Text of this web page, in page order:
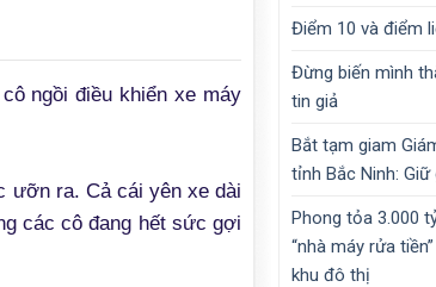
ngồi điều khiển xe máy
ưỡn ra. Cả cái yên xe dài
các cô đang hết sức gợi
Điểm 10 và điểm
Đừng biến mình
tin giả
Bắt tạm giam
tỉnh Bắc Ninh:
Phong tỏa 3.000
“nhà máy rửa
khu đô thị